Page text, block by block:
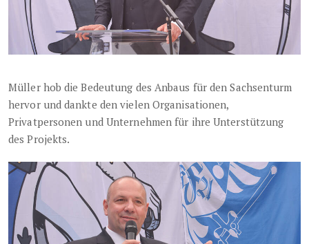
Müller hob die Bedeutung des Anbaus für den Sachsenturm
hervor und dankte den vielen Organisationen,
Privatpersonen und Unternehmen für ihre Unterstützung
des Projekts.